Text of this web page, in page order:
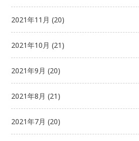
2021年11月 (20)
2021年10月 (21)
2021年9月 (20)
2021年8月 (21)
2021年7月 (20)